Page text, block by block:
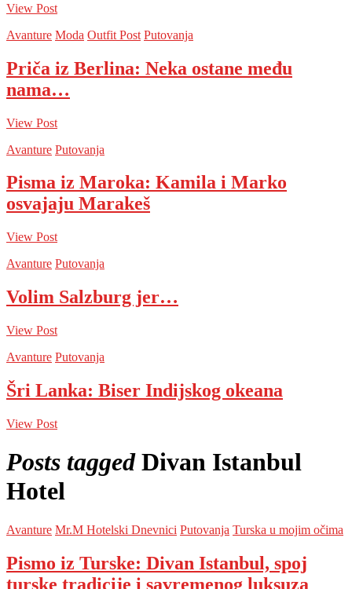
View Post
Avanture Moda Outfit Post Putovanja
Priča iz Berlina: Neka ostane među
nama…
View Post
Avanture Putovanja
Pisma iz Maroka: Kamila i Marko
osvajaju Marakeš
View Post
Avanture Putovanja
Volim Salzburg jer…
View Post
Avanture Putovanja
Šri Lanka: Biser Indijskog okeana
View Post
Posts tagged Divan Istanbul
Hotel
Avanture Mr.M Hotelski Dnevnici Putovanja Turska u mojim očima
Pismo iz Turske: Divan Istanbul, spoj
turske tradicije i savremenog luksuza